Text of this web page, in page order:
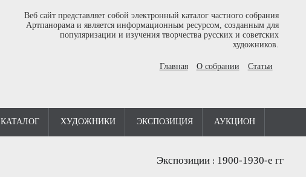
Веб сайт представляет собой электронный каталог частного собрания
Артпанорама и является информационным ресурсом, созданным для
популяризации и изучения творчества русских и советских
художников.
Главная О собрании Статьи
КАТАЛОГ ХУДОЖНИКИ ЭКСПОЗИЦИЯ АУКЦИОН
Экспозиции: 1900-1930-е гг